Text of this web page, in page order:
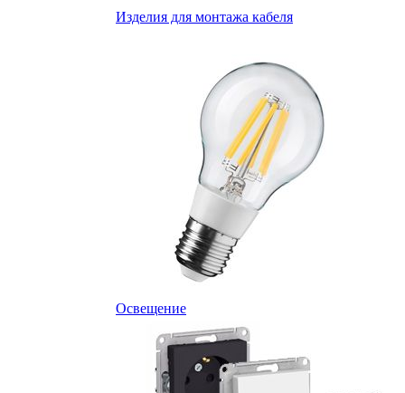
Изделия для монтажа кабеля
Освещение